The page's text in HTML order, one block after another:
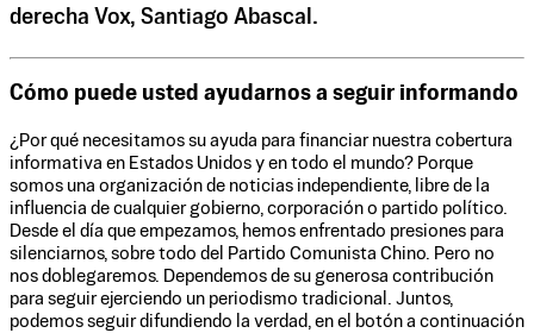
derecha Vox, Santiago Abascal.
Cómo puede usted ayudarnos a seguir informando
¿Por qué necesitamos su ayuda para financiar nuestra cobertura
informativa en Estados Unidos y en todo el mundo? Porque
somos una organización de noticias independiente, libre de la
influencia de cualquier gobierno, corporación o partido político.
Desde el día que empezamos, hemos enfrentado presiones para
silenciarnos, sobre todo del Partido Comunista Chino. Pero no
nos doblegaremos. Dependemos de su generosa contribución
para seguir ejerciendo un periodismo tradicional. Juntos,
podemos seguir difundiendo la verdad, en el botón a continuación